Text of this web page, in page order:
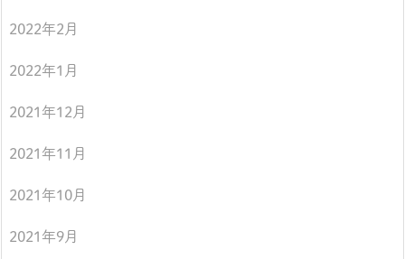
2022年2月
2022年1月
2021年12月
2021年11月
2021年10月
2021年9月